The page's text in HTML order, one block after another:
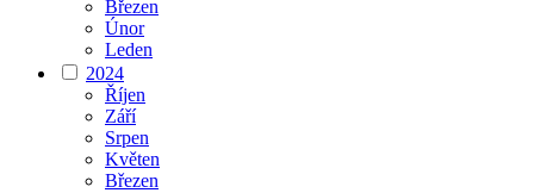
Březen
Únor
Leden
2024
Říjen
Září
Srpen
Květen
Březen